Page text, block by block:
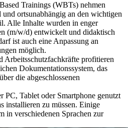
Trainings (WBTs) nehmen
ortsunabhängig an den wichtigen
Alle Inhalte wurden in enger
(m/w/d) entwickelt und didaktisch
ist auch eine Anpassung an
möglich.
Arbeitsschutzfachkräfte profitieren
Dokumentationssystem, das
die abgeschlossenen
Tablet oder Smartphone genutzt
installieren zu müssen. Einige
in verschiedenen Sprachen zur